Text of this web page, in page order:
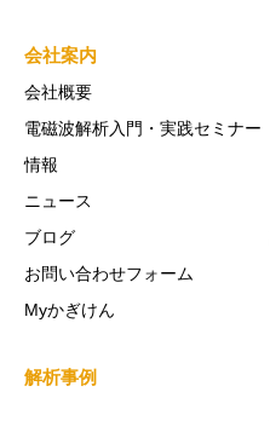
会社案内
会社概要
電磁波解析入門・実践セミナー
情報
ニュース
ブログ
お問い合わせフォーム
Myかぎけん
解析事例